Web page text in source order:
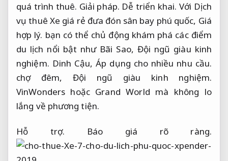
quá trình thuê. Giải pháp. Dễ triển khai. Với Dịch
vụ thuê Xe giá rẻ đưa đón sân bay phú quốc, Giá
hợp lý. bạn có thể chủ động khám phá các điểm
du lịch nổi bật như Bãi Sao, Đội ngũ giàu kinh
nghiệm. Dinh Cậu,Áp dụng cho nhiều nhu cầu.
chợ đêm,Đội ngũ giàu kinh nghiệm.
VinWonders hoặc Grand World mà không lo
lắng về phương tiện.
Hỗ trợ. Báo giá rõ ràng.